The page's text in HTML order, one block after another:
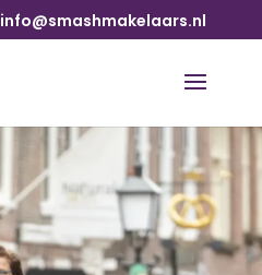
info@smashmakelaars.nl